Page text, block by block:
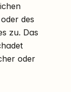
des
zu. Das
oder